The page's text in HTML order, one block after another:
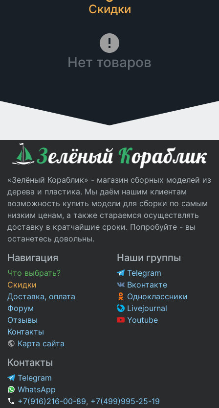
Скидки
Нет товаров
«Зелёный Кораблик» - магазин сборных моделей из
дерева и пластика. Мы даём нашим клиентам
возможность купить модели для сборки по самым
низким ценам, а также стараемся осуществлять
доставку в кратчайшие сроки. Попробуйте - вы
останетесь довольны.
Навигация
Что выбрать?
Скидки
Доставка, оплата
Форум
Отзывы
Контакты
Карта сайта
Наши группы
Telegram
Вконтакте
Одноклассники
Livejournal
Youtube
Контакты
Telegram
WhatsApp
+7(916)216-00-89, +7(499)995-25-19